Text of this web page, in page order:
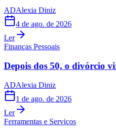
ADAlexia Diniz
4 de ago. de 2026
Ler
Finanças Pessoais
Depois dos 50, o divórcio
ADAlexia Diniz
1 de ago. de 2026
Ler
Ferramentas e Serviços